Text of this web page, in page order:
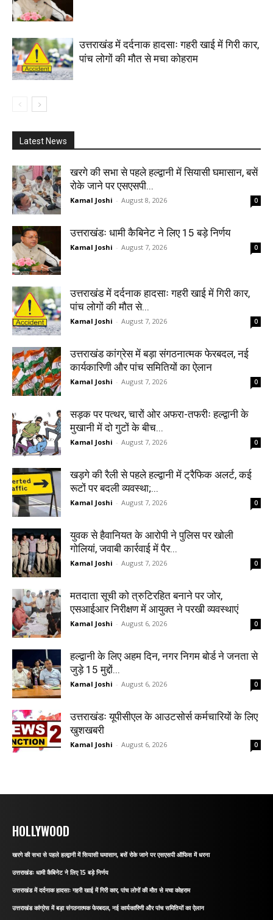
उत्तराखंड में दर्दनाक हादसाः गहरी खाई में गिरी कार,
पांच लोगों की मौत से मचा कोहराम
Latest News
खरगे की सभा से पहले हल्द्वानी में सियासी घमासान, बसें
रोके जाने पर एसएसपी...
Kamal Joshi - August 8, 2026 0
उत्तराखंडः धामी कैबिनेट ने लिए 15 बड़े निर्णय
Kamal Joshi - August 7, 2026 0
उत्तराखंड में दर्दनाक हादसाः गहरी खाई में गिरी कार,
पांच लोगों की मौत से...
Kamal Joshi - August 7, 2026 0
उत्तराखंड कांग्रेस में बड़ा संगठनात्मक फेरबदल, नई
कार्यकारिणी और पांच समितियों का ऐलान
Kamal Joshi - August 7, 2026 0
सड़क पर पत्थर, चारों ओर अफरा-तफरीः हल्द्वानी के
मुखानी में दो गुटों के बीच...
Kamal Joshi - August 7, 2026 0
खड़गे की रैली से पहले हल्द्वानी में ट्रैफिक अलर्ट, कई
रूटों पर बदली व्यवस्था;...
Kamal Joshi - August 7, 2026 0
युवक से हैवानियत के आरोपी ने पुलिस पर खोली
गोलियां, जवाबी कार्रवाई में पैर...
Kamal Joshi - August 7, 2026 0
मतदाता सूची को त्रुटिरहित बनाने पर जोर,
एसआईआर निरीक्षण में आयुक्त ने परखी व्यवस्थाएं
Kamal Joshi - August 6, 2026 0
हल्द्वानी के लिए अहम दिन, नगर निगम बोर्ड ने जनता से
जुड़े 15 मुद्दों...
Kamal Joshi - August 6, 2026 0
उत्तराखंडः यूपीसीएल के आउटसोर्स कर्मचारियों के लिए
खुशखबरी
Kamal Joshi - August 6, 2026 0
HOLLYWOOD
खरगे की सभा से पहले हल्द्वानी में सियासी घमासान, बसें रोके जाने पर एसएसपी ऑफिस में धरना
उत्तराखंडः धामी कैबिनेट ने लिए 15 बड़े निर्णय
उत्तराखंड में दर्दनाक हादसाः गहरी खाई में गिरी कार, पांच लोगों की मौत से मचा कोहराम
उत्तराखंड कांग्रेस में बड़ा संगठनात्मक फेरबदल, नई कार्यकारिणी और पांच समितियों का ऐलान